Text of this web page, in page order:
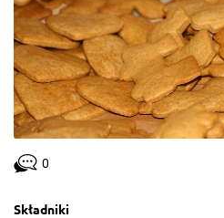
0
Składniki